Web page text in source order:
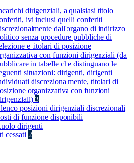
dirigenziali, a qualsiasi titolo
ivi inclusi quelli conferiti
dall'organo di indirizzo
senza procedure pubbliche di
e titolari di posizione
con funzioni dirigenziali (da
in tabelle che distinguano le
situazioni: dirigenti, dirigenti
discrezionalmente, titolari di
organizzativa con funzioni
3
posizioni dirigenziali discrezionali
di funzione disponibili
dirigenti
cessati 2